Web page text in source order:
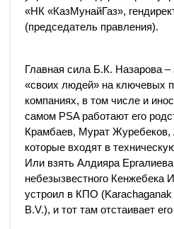
«НК «КазМунайГаз»,
(председатель правления).
Главная сила Б.К. Назарова –
«своих людей» на ключевых
компаниях, в том числе и
самом PSA работают его
Крамбаев, Мурат
которые входят в
Или взять Алдияра
небезызвестного Кенжебека
устроил в КПО
B.V.), и тот там отстаивает